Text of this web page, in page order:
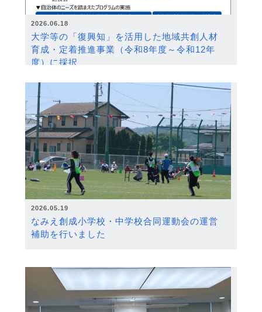
2026.06.18
大学等の「復興知」を活用した地域共創人材
育成・定着推進事業（令和8年度～令和12年
度）に採択
2026.05.19
なみえ創成小学校・中学校合同運動会の運営
補助を行いました